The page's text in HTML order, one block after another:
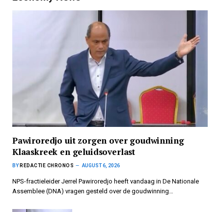
Pawiroredjo uit zorgen over goudwinning
Klaaskreek en geluidsoverlast
BY REDACTIE CHRONOS AUGUST 6, 2026
NPS-fractieleider Jerrel Pawiroredjo heeft vandaag in De Nationale
Assemblee (DNA) vragen gesteld over de goudwinning…